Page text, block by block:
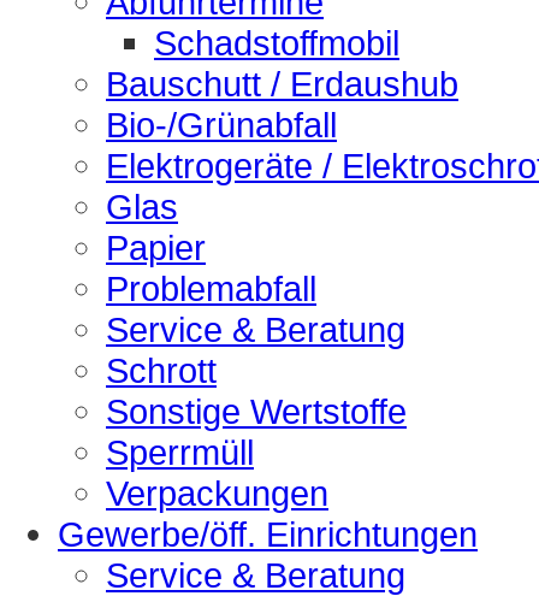
Schadstoffmobil
Bauschutt / Erdaushub
Bio-/Grünabfall
Elektrogeräte /
Glas
Papier
Problemabfall
Service & Beratung
Schrott
Sonstige Wertstoffe
Sperrmüll
Verpackungen
Gewerbe/öff. Einrichtungen
Service & Beratung